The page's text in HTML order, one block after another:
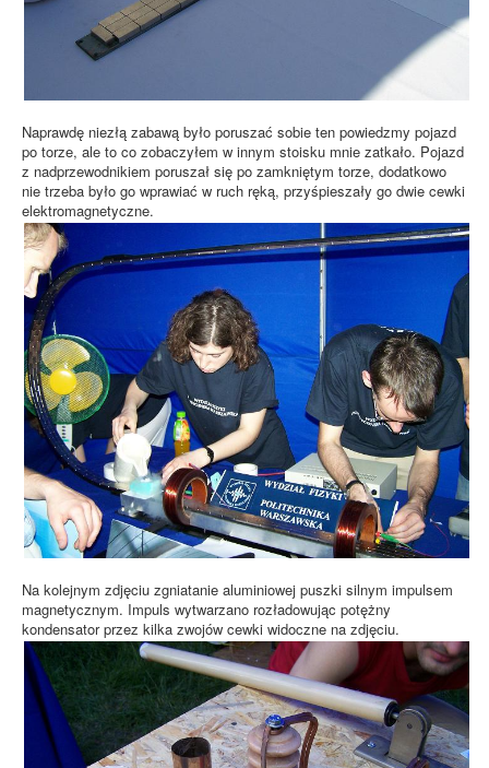
Naprawdę niezłą zabawą było poruszać sobie ten powiedzmy pojazd
po torze, ale to co zobaczyłem w innym stoisku mnie zatkało. Pojazd
z nadprzewodnikiem poruszał się po zamkniętym torze, dodatkowo
nie trzeba było go wprawiać w ruch ręką, przyśpieszały go dwie cewki
elektromagnetyczne.
Na kolejnym zdjęciu zgniatanie aluminiowej puszki silnym impulsem
magnetycznym. Impuls wytwarzano rozładowując potężny
kondensator przez kilka zwojów cewki widoczne na zdjęciu.